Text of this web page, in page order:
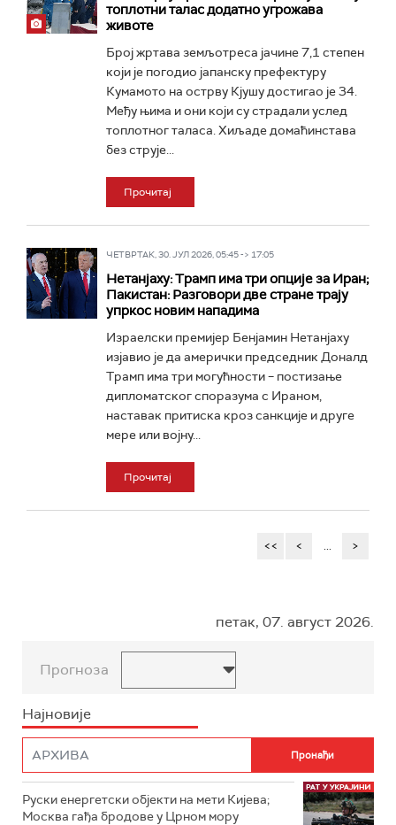
топлотни талас додатно угрожава
животе
Број жртава земљотреса јачине 7,1 степен
који је погодио јапанску префектуру
Кумамото на острву Кјушу достигао је 34.
Међу њима и они који су страдали услед
топлотног таласа. Хиљаде домаћинстава
без струје...
Прочитај
ЧЕТВРТАК, 30. ЈУЛ 2026, 05:45 -> 17:05
Нетанјаху: Трамп има три опције за Иран;
Пакистан: Разговори две стране трају
упркос новим нападима
Израелски премијер Бенјамин Нетанјаху
изјавио је да амерички председник Доналд
Трамп има три могућности – постизање
дипломатског споразума с Ираном,
наставак притиска кроз санкције и друге
мере или војну...
Прочитај
<< < ... >
петак, 07. август 2026.
Прогноза
Најновије
Руски енергетски објекти на мети Кијева;
Москва гађа бродове у Црном мору